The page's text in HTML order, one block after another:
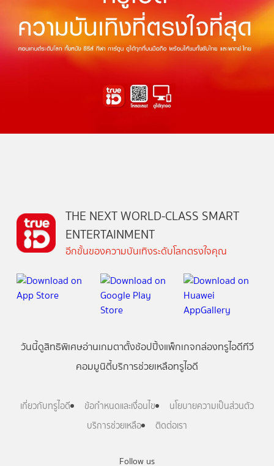
Follow us
THE NEXT WORLD-CLASS SMART
ENTERTAINMENT
อีกขั้นของความบันเทิงระดับโลกตรงใจคุณ
วันนี้ดูสิทธิพิเศษอ่านเกมตาตั้งช้อปปิ้งแพ็กเกจกล่องทรูไอดีทีวี
คอมมูนิตี้บริการช่วยเหลือทรูไอดี
เกี่ยวกับทรูไอดี ข้อกำหนดและเงื่อนไข
นโยบายความเป็นส่วนตัว
บริการช่วยเหลือ
ติดต่อเรา